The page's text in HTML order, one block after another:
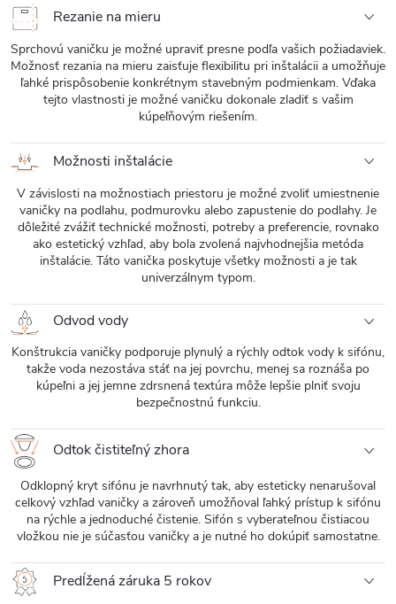
Rezanie na mieru
Sprchovú vaničku je možné upraviť presne podľa vašich požiadaviek.
Možnosť rezania na mieru zaisťuje flexibilitu pri inštalácii a umožňuje
ľahké prispôsobenie konkrétnym stavebným podmienkam. Vďaka
tejto vlastnosti je možné vaničku dokonale zladiť s vašim
kúpeľňovým riešením.
Možnosti inštalácie
V závislosti na možnostiach priestoru je možné zvoliť umiestnenie
vaničky na podlahu, podmurovku alebo zapustenie do podlahy. Je
dôležité zvážiť technické možnosti, potreby a preferencie, rovnako
ako estetický vzhľad, aby bola zvolená najvhodnejšia metóda
inštalácie. Táto vanička poskytuje všetky možnosti a je tak
univerzálnym typom.
Odvod vody
Konštrukcia vaničky podporuje plynulý a rýchly odtok vody k sifónu,
takže voda nezostáva stáť na jej povrchu, menej sa roznáša po
kúpeľni a jej jemne zdrsnená textúra môže lepšie plniť svoju
bezpečnostnú funkciu.
Odtok čistiteľný zhora
Odklopný kryt sifónu je navrhnutý tak, aby esteticky nenarušoval
celkový vzhľad vaničky a zároveň umožňoval ľahký prístup k sifónu
na rýchle a jednoduché čistenie. Sifón s vyberateľnou čistiacou
vložkou nie je súčasťou vaničky a je nutné ho dokúpiť samostatne.
Predĺžená záruka 5 rokov